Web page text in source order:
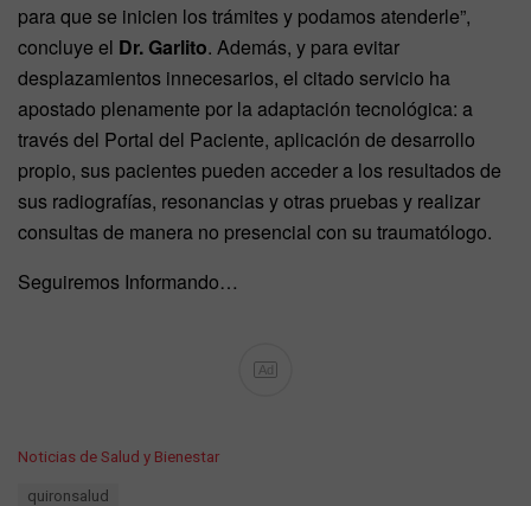
para que se inicien los trámites y podamos atenderle”,
concluye el Dr. Garlito. Además, y para evitar
desplazamientos innecesarios, el citado servicio ha
apostado plenamente por la adaptación tecnológica: a
través del Portal del Paciente, aplicación de desarrollo
propio, sus pacientes pueden acceder a los resultados de
sus radiografías, resonancias y otras pruebas y realizar
consultas de manera no presencial con su traumatólogo.
Seguiremos Informando…
Ad
C
Noticias de Salud y Bienestar
quironsalud